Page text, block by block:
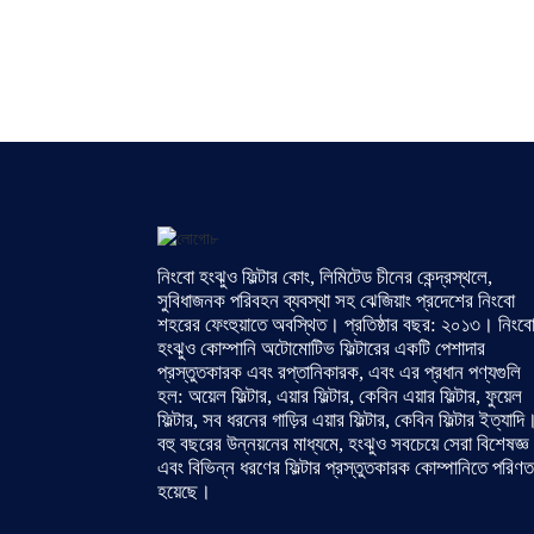
নিংবো হংঝুও ফিল্টার কোং, লিমিটেড চীনের কেন্দ্রস্থলে,
সুবিধাজনক পরিবহন ব্যবস্থা সহ ঝেজিয়াং প্রদেশের নিংবো
শহরের ফেংহুয়াতে অবস্থিত। প্রতিষ্ঠার বছর: ২০১৩। নিংবো
হংঝুও কোম্পানি অটোমোটিভ ফিল্টারের একটি পেশাদার
প্রস্তুতকারক এবং রপ্তানিকারক, এবং এর প্রধান পণ্যগুলি
হল: অয়েল ফিল্টার, এয়ার ফিল্টার, কেবিন এয়ার ফিল্টার, ফুয়েল
ফিল্টার, সব ধরনের গাড়ির এয়ার ফিল্টার, কেবিন ফিল্টার
বহু বছরের উন্নয়নের মাধ্যমে, হংঝুও সবচেয়ে সেরা বিশেষজ্ঞ
এবং বিভিন্ন ধরণের ফিল্টার প্রস্তুতকারক কোম্পানিতে পরিণত
হয়েছে।